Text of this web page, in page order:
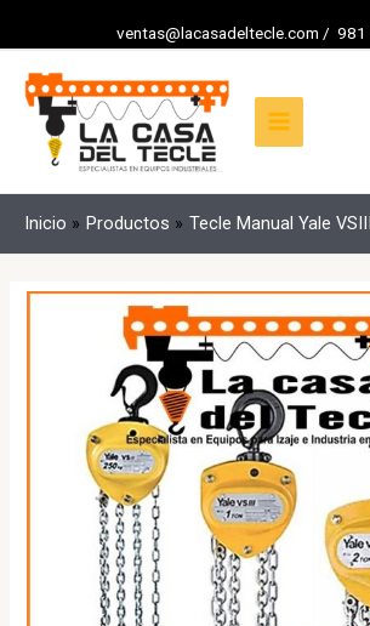
al
contenido
ventas@lacasadeltecle.com / 981
MENU
Inicio Productos Tecle Manual Yale VSIII
una
categoría